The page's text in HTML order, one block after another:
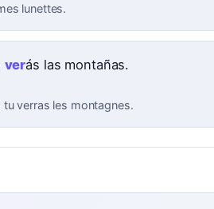
lunettes.
verás las montañas.
tu verras les montagnes.